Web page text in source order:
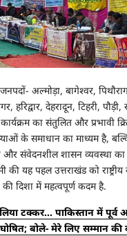
अल्मोड़ा, बागेश्वर,
देहरादून, टिहरी, पौड़ी,
का संतुलित और प्रभावी
के समाधान का माध्यम है,
और संवेदनशील शासन व्यवस्था
की यह पहल उत्तराखंड को
दिशा में महत्वपूर्ण कदम है.
टक्कर… पाकिस्तान में पूर्व
बोले- मेरे लिए सम्मान की